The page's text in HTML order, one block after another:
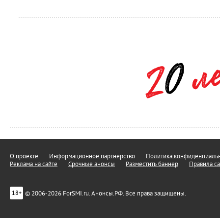
О проекте Информационное партнерство
Политика
Реклама на сайте
Срочные анонсы Разместить баннер Правила
18+ © 2006-2026 ForSMI.ru. Анонсы.РФ. Все права защищены.